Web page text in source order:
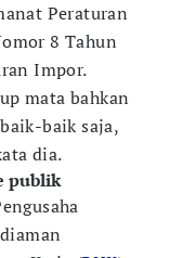
Peraturan
8 Tahun
Impor.
mata bahkan
baik saja,
dia.
publik